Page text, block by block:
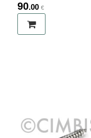
90.00 €